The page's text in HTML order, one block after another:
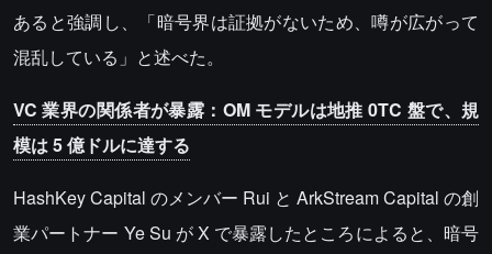
あると強調し、「暗号界は証拠がないため、噂が広がって
混乱している」と述べた。
VC 業界の関係者が暴露：OM モデルは地推 0TC 盤で、規
模は 5 億ドルに達する
HashKey Capital のメンバー Rui と ArkStream Capital の創
業パートナー Ye Su が X で暴露したところによると、暗号